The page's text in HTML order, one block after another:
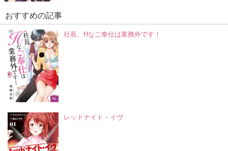
おすすめの記事
TL
社長、Hなご奉仕は業務外です！
レッドナイト・イヴ